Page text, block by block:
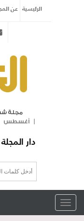
الرئيسية عن
مجلة
| أغسطس 2026 م- صفر 1448 هـ
دار
Toggle
navigation